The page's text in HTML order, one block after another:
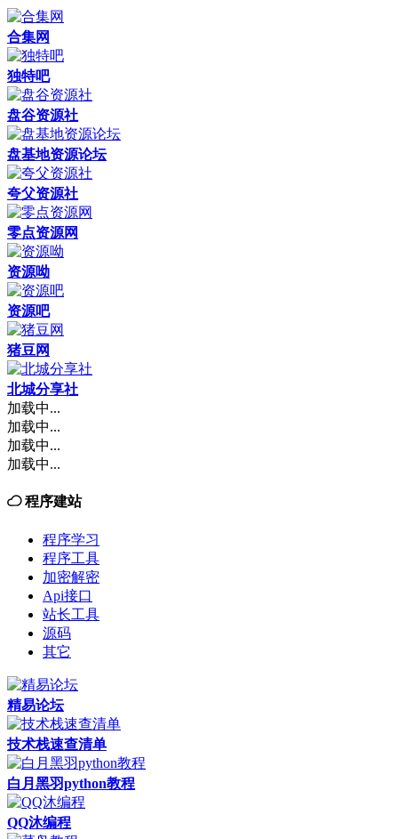
合集网
独特吧
盘谷资源社
盘基地资源论坛
夸父资源社
零点资源网
资源呦
资源吧
猪豆网
北城分享社
加载中...
加载中...
加载中...
加载中...
程序建站
程序学习
程序工具
加密解密
Api接口
站长工具
源码
其它
精易论坛
技术栈速查清单
白月黑羽python教程
QQ沐编程